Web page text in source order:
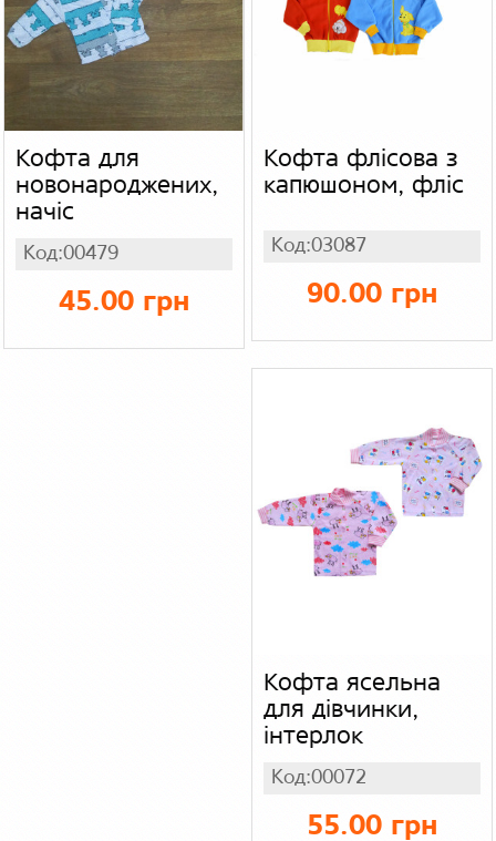
Кофта для
новонароджених,
начіс
Код:00479
45.00 грн
Кофта флісова з
капюшоном, фліс
Код:03087
90.00 грн
Кофта ясельна
для дівчинки,
інтерлок
Код:00072
55.00 грн